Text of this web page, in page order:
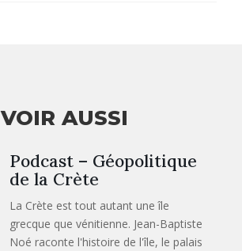
VOIR AUSSI
Podcast – Géopolitique
de la Crète
La Crète est tout autant une île
grecque que vénitienne. Jean-Baptiste
Noé raconte l'histoire de l'île, le palais